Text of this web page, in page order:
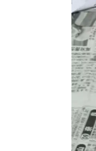
环境温度
保护结构
安装姿势